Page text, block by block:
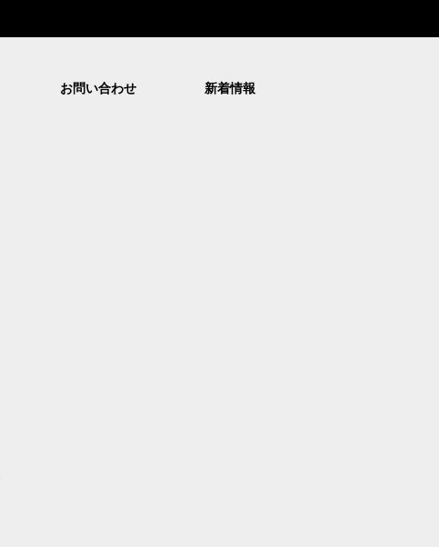
お問い合わせ 新着情報